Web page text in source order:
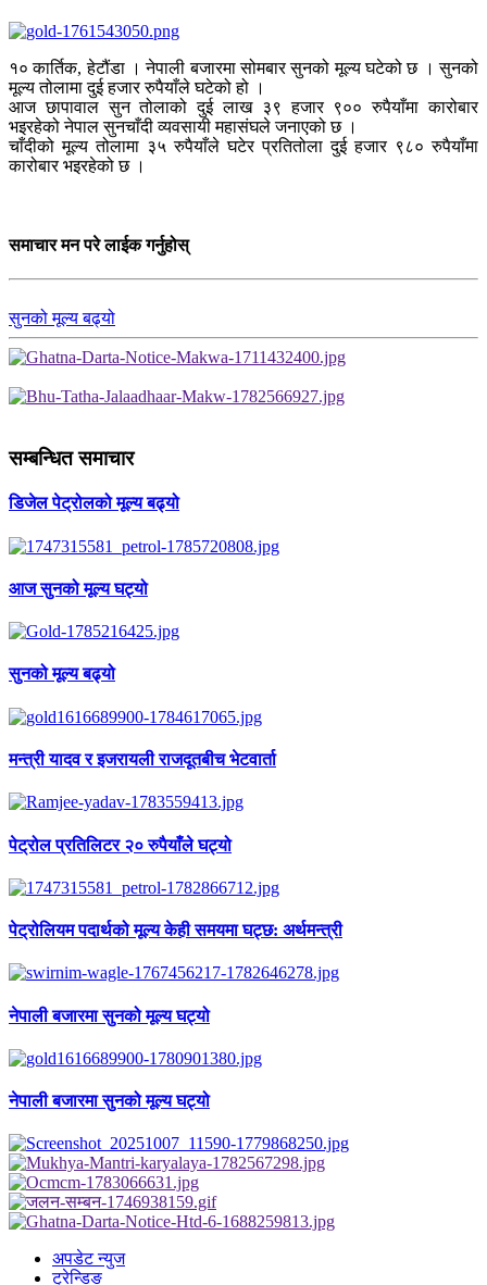
१० कार्तिक, हेटौंडा । नेपाली बजारमा सोमबार सुनको मूल्य घटेको छ । सुनको
मूल्य तोलामा दुई हजार रुपैयाँले घटेको हो ।
आज छापावाल सुन तोलाको दुई लाख ३९ हजार ९०० रुपैयाँमा कारोबार
भइरहेको नेपाल सुनचाँदी व्यवसायी महासंघले जनाएको छ ।
चाँदीको मूल्य तोलामा ३५ रुपैयाँले घटेर प्रतितोला दुई हजार ९८० रुपैयाँमा
कारोबार भइरहेको छ ।
समाचार मन परे लाईक गर्नुहोस्
सुनको मूल्य बढ्यो
सम्बन्धित समाचार
डिजेल पेट्रोलको मूल्य बढ्यो
आज सुनको मूल्य घट्यो
सुनको मूल्य बढ्यो
मन्त्री यादव र इजरायली राजदूतबीच भेटवार्ता
पेट्रोल प्रतिलिटर २० रुपैयाँले घट्यो
पेट्रोलियम पदार्थको मूल्य केही समयमा घट्छ: अर्थमन्त्री
नेपाली बजारमा सुनको मूल्य घट्यो
नेपाली बजारमा सुनको मूल्य घट्यो
अपडेट न्युज
ट्रेन्डिङ